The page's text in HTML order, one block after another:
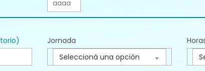
Jornada
Seleccioná una opción